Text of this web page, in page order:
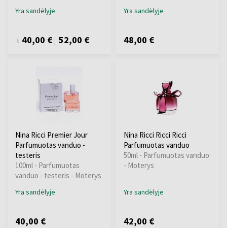
Yra sandėlyje
iš 40,00 € į 52,00 €
Yra sandėlyje
48,00 €
Nina Ricci Premier Jour
Parfumuotas vanduo -
testeris
100ml - Parfumuotas
vanduo - testeris - Moterys
Yra sandėlyje
40,00 €
Nina Ricci Ricci Ricci
Parfumuotas vanduo
50ml - Parfumuotas vanduo
- Moterys
Yra sandėlyje
42,00 €